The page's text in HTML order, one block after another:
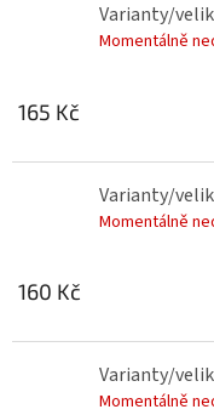
Varianty/
Momentálně
165 Kč
Varianty/
Momentálně
160 Kč
Varianty/
Momentálně